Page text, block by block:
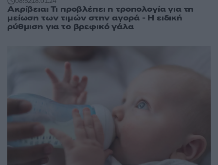
Ακρίβεια: Τι προβλέπει η τροπολογία για τη
μείωση των τιμών στην αγορά - Η ειδική
ρύθμιση για το βρεφικό γάλα